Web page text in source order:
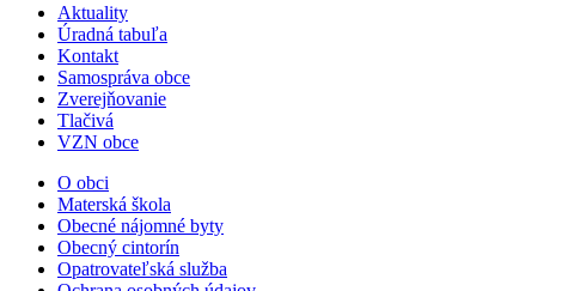
Aktuality
Úradná tabuľa
Kontakt
Samospráva obce
Zverejňovanie
Tlačivá
VZN obce
O obci
Materská škola
Obecné nájomné byty
Obecný cintorín
Opatrovateľská služba